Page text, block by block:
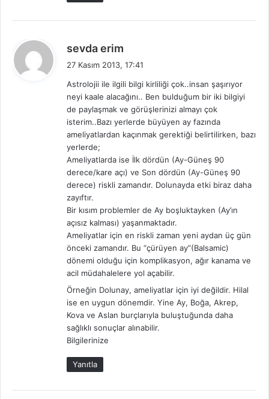
sevda erim
i
k
i
27 Kasım 2013, 17:41
Astrolojii ile ilgili bilgi kirliliği çok..insan şaşırıyor
neyi kaale alacağını.. Ben bulduğum bir iki bilgiyi
de paylaşmak ve görüşlerinizi almayı çok
isterim..Bazı yerlerde büyüyen ay fazında
ameliyatlardan kaçınmak gerektiği belirtilirken, bazı
yerlerde;
Ameliyatlarda ise İlk dördün (Ay-Güneş 90
derece/kare açı) ve Son dördün (Ay-Güneş 90
derece) riskli zamandır. Dolunayda etki biraz daha
zayıftır.
Bir kısım problemler de Ay boşluktayken (Ay’ın
açısız kalması) yaşanmaktadır.
Ameliyatlar için en riskli zaman yeni aydan üç gün
önceki zamandır. Bu “çürüyen ay”(Balsamic)
dönemi olduğu için komplikasyon, ağır kanama ve
acil müdahalelere yol açabilir.
Örneğin Dolunay, ameliyatlar için iyi değildir. Hilal
ise en uygun dönemdir. Yine Ay, Boğa, Akrep,
Kova ve Aslan burçlarıyla buluştuğunda daha
sağlıklı sonuçlar alınabilir.
Bilgilerinize
Yanıtla